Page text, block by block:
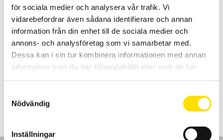
för sociala medier och analysera vår trafik. Vi
vidarebefordrar även sådana identifierare och annan
information från din enhet till de sociala medier och
annons- och analysföretag som vi samarbetar med.
Dessa kan i sin tur kombinera informationen med annan
information som du har tillhandahållit eller som de har
Nödvändig
Inställningar
Chauvin-Arnoux och Metrix firmware
Nya firmwares till dina mätinstrument samt drivrutiner
och mjukvaruuppdateringar finns på våra supportsidor.